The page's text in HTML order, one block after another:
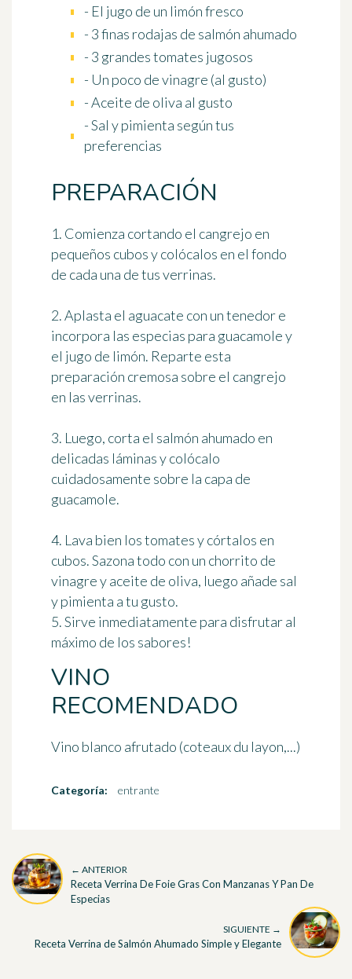
- El jugo de un limón fresco
- 3 finas rodajas de salmón ahumado
- 3 grandes tomates jugosos
- Un poco de vinagre (al gusto)
- Aceite de oliva al gusto
- Sal y pimienta según tus
preferencias
PREPARACIÓN
1. Comienza cortando el cangrejo en
pequeños cubos y colócalos en el fondo
de cada una de tus verrinas.
2. Aplasta el aguacate con un tenedor e
incorpora las especias para guacamole y
el jugo de limón. Reparte esta
preparación cremosa sobre el cangrejo
en las verrinas.
3. Luego, corta el salmón ahumado en
delicadas láminas y colócalo
cuidadosamente sobre la capa de
guacamole.
4. Lava bien los tomates y córtalos en
cubos. Sazona todo con un chorrito de
vinagre y aceite de oliva, luego añade sal
y pimienta a tu gusto.
5. Sirve inmediatamente para disfrutar al
máximo de los sabores!
VINO
RECOMENDADO
Vino blanco afrutado (coteaux du layon,...)
Categoría: entrante
← ANTERIOR
Receta Verrina De Foie Gras Con Manzanas Y Pan De
Especias
SIGUIENTE →
Receta Verrina de Salmón Ahumado Simple y Elegante